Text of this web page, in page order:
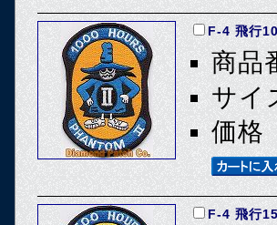
F-4 飛行
商品
サイ
価格
F-4 飛行